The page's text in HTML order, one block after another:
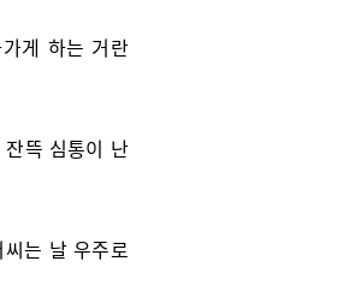
게 하는 거란
뜩 심통이 난
는 날 우주로